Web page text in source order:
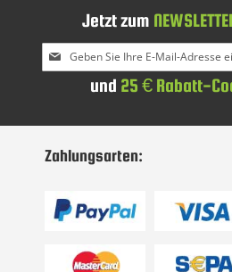
Jetzt zum
Melden
Sie
an:
und 25 € Rabatt-
Zahlungsarten: